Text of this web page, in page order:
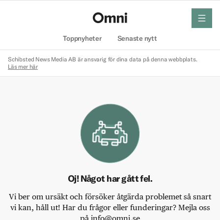
Toppnyheter Senaste nytt
meny
Schibsted News Media AB är ansvarig för dina data på denna webbplats.
Läs mer här
Oj! Något har gått fel.
Vi ber om ursäkt och försöker åtgärda problemet så snart
vi kan, håll ut! Har du frågor eller funderingar? Mejla oss